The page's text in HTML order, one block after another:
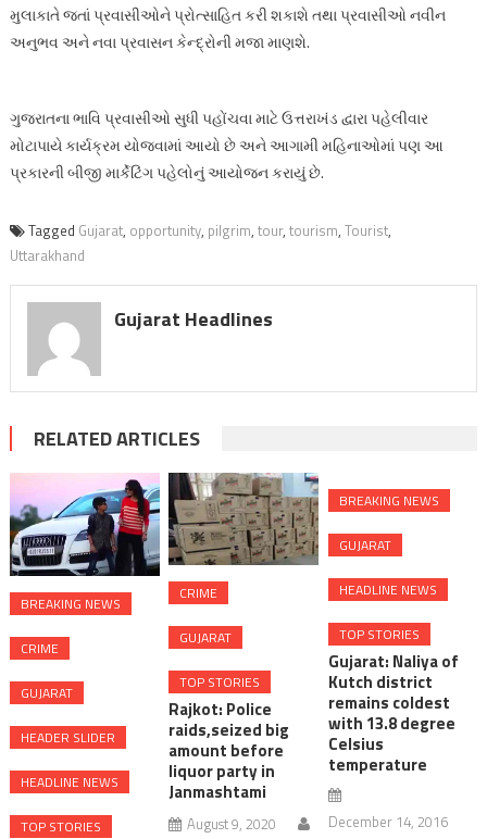
મુલાકાતે જતાં પ્રવાસીઓને પ્રોત્સાહિત કરી શકાશે તથા પ્રવાસીઓ નવીન
અનુભવ અને નવા પ્રવાસન કેન્દ્રોની મજા માણશે.
ગુજરાતના ભાવિ પ્રવાસીઓ સુધી પહોંચવા માટે ઉત્તરાખંડ દ્વારા પહેલીવાર
મોટાપાયે કાર્યક્રમ યોજવામાં આયો છે અને આગામી મહિનાઓમાં પણ આ
પ્રકારની બીજી માર્કેટિંગ પહેલોનું આયોજન કરાયું છે.
Tagged Gujarat, opportunity, pilgrim, tour, tourism, Tourist,
Uttarakhand
Gujarat Headlines
RELATED ARTICLES
BREAKING NEWS
CRIME
GUJARAT
HEADER SLIDER
HEADLINE NEWS
TOP STORIES
CRIME
GUJARAT
TOP STORIES
Rajkot: Police
raids,seized big
amount before
liquor party in
Janmashtami
August 9, 2020
BREAKING NEWS
GUJARAT
HEADLINE NEWS
TOP STORIES
Gujarat: Naliya of
Kutch district
remains coldest
with 13.8 degree
Celsius
temperature
December 14, 2016